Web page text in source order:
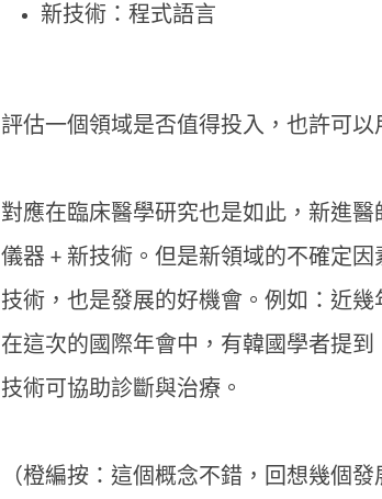
新技術：程式語言
評估一個領域是否值得投入，也許可以
對應在臨床醫學研究也是如此，新進
儀器 + 新技術。但是新領域的不確定
技術，也是發展的好機會。例如：近
在這次的國際年會中，有韓國學者提
技術可協助診斷與治療。
（橙編按：這個概念不錯，回想幾個